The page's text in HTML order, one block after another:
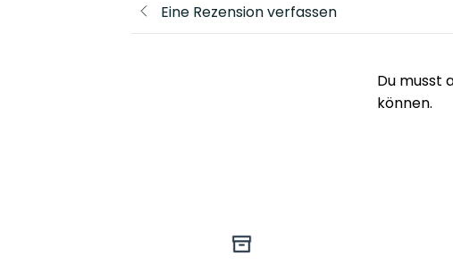
Eine Rezension verfassen
Du musst
können.